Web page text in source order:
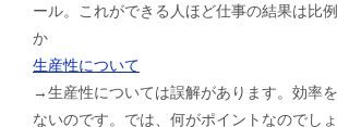
ール。これができる人ほど仕事の結果は比
か
生産性について
→生産性については誤解があります。効率
ないのです。では、何がポイントなのでし